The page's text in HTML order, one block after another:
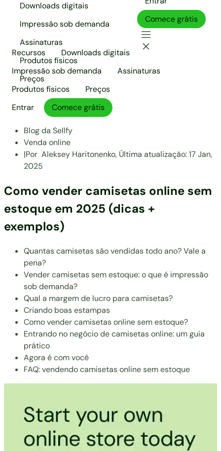
Downloads digitais
Impressão sob demanda
Assinaturas
Produtos físicos
Preços
Comece grátis
Recursos
Downloads digitais
Impressão sob demanda
Assinaturas
Produtos físicos
Preços
Entrar
Comece grátis
Blog da Sellfy
Venda online
|Por Aleksey Haritonenko, Última atualização:17 Jan,
2025
Como vender camisetas online sem
estoque em 2025 (dicas +
exemplos)
Quantas camisetas são vendidas todo ano? Vale a
pena?
Vender camisetas sem estoque: o que é impressão
sob demanda?
Qual a margem de lucro para camisetas?
Criando boas estampas
Como vender camisetas online sem estoque?
Entrando no negócio de camisetas online: um guia
prático
Agora é com você
FAQ: vendendo camisetas online sem estoque